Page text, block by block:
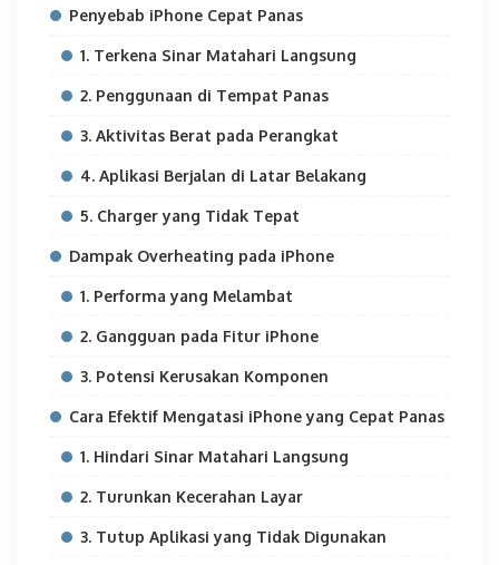
Penyebab iPhone Cepat Panas
1. Terkena Sinar Matahari Langsung
2. Penggunaan di Tempat Panas
3. Aktivitas Berat pada Perangkat
4. Aplikasi Berjalan di Latar Belakang
5. Charger yang Tidak Tepat
Dampak Overheating pada iPhone
1. Performa yang Melambat
2. Gangguan pada Fitur iPhone
3. Potensi Kerusakan Komponen
Cara Efektif Mengatasi iPhone yang Cepat Panas
1. Hindari Sinar Matahari Langsung
2. Turunkan Kecerahan Layar
3. Tutup Aplikasi yang Tidak Digunakan